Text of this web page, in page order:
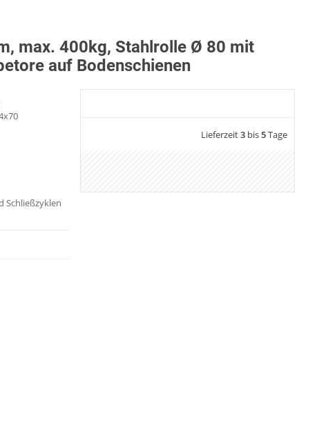
max. 400kg, Stahlrolle Ø 80 mit
auf Bodenschienen
Schließzyklen
Lieferzeit3bis5Tage